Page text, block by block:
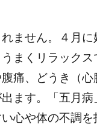
ません。４月に
まくリラック
痛、どうき（心
ます。「五月
心や体の不調